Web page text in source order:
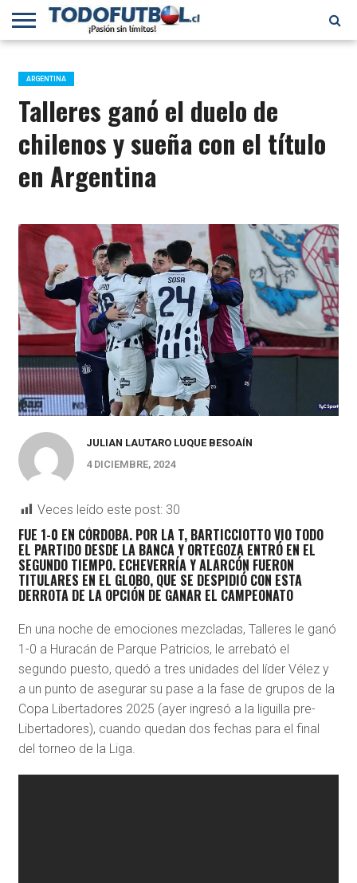
PRIMERA
B
SELECCIÓN
CHILENA
CHILENOS
EN EL
MUNDO
FÚTBOL
INTERNACIONAL
ARGENTINA
Talleres ganó el duelo de
chilenos y sueña con el título
en Argentina
JULIAN LAUTARO LUQUE BESOAÍN
4 DICIEMBRE, 2024
Veces leído este post: 30
FUE 1-0 EN CÓRDOBA. POR LA T, BARTICCIOTTO VIO TODO
EL PARTIDO DESDE LA BANCA Y ORTEGOZA ENTRÓ EN EL
SEGUNDO TIEMPO. ECHEVERRÍA Y ALARCÓN FUERON
TITULARES EN EL GLOBO, QUE SE DESPIDIÓ CON ESTA
DERROTA DE LA OPCIÓN DE GANAR EL CAMPEONATO
En una noche de emociones mezcladas, Talleres le ganó
1-0 a Huracán de Parque Patricios, le arrebató el
segundo puesto, quedó a tres unidades del líder Vélez y
a un punto de asegurar su pase a la fase de grupos de la
Copa Libertadores 2025 (ayer ingresó a la liguilla pre-
Libertadores), cuando quedan dos fechas para el final
del torneo de la Liga.